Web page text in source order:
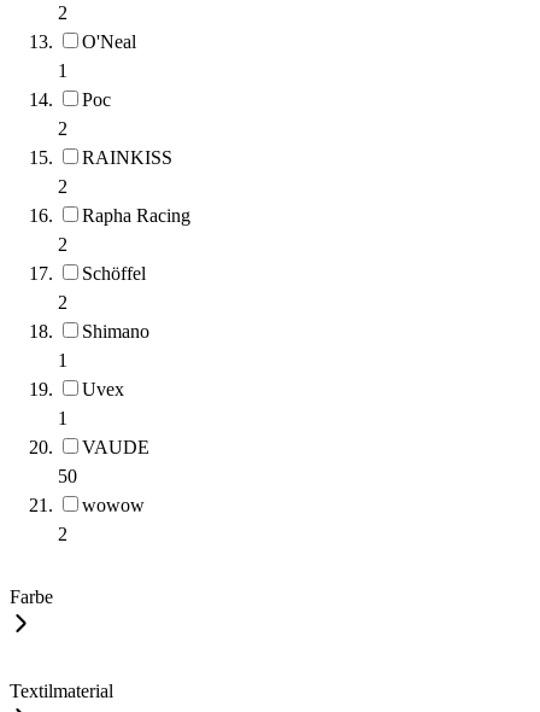
2
O'Neal
1
Poc
2
RAINKISS
2
Rapha Racing
2
Schöffel
2
Shimano
1
Uvex
1
VAUDE
50
wowow
2
Farbe
Textilmaterial